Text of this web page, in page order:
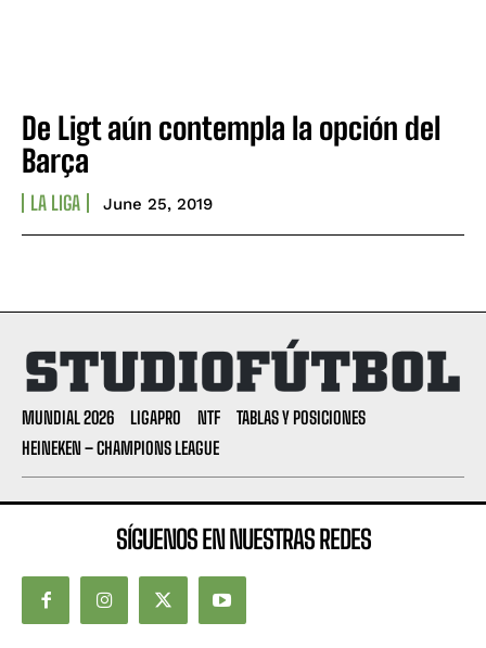
De Ligt aún contempla la opción del
Barça
LA LIGA June 25, 2019
MUNDIAL 2026 LIGAPRO NTF
TABLAS Y POSICIONES
HEINEKEN – CHAMPIONS LEAGUE
SÍGUENOS EN NUESTRAS REDES